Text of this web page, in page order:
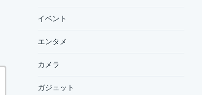
イベント
エンタメ
カメラ
ガジェット